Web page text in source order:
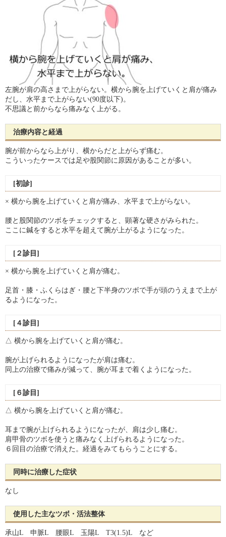
左腕が肩の高さまで上がらない。横から腕を上げていくと肩が痛み
だし、水平まで上がらない(90度以下)。
不思議と前からなら痛みなく上がる。
治療内容と経過
腕が前からなら上がり、横からだと上がらず痛む。
こういったケースでは足や股関節に原因があることが多い。
[初診]
× 横から腕を上げていくと肩が痛み、水平まで上がらない。
腰と股関節のツボをチェックすると、顕著な硬さがみられた。
ここに鍼をすると水平を超えて腕が上がるようになった。
[２診目]
× 横から腕を上げていくと肩が痛む。
足首・膝・ふくらはぎ・腰と下半身のツボで手が頭のうえまで上が
るようになった。
[４診目]
△ 横から腕を上げていくと肩が痛む。
腕が上げられるようになったが肩は痛む。
同上の治療で痛みが減って、腕が耳まで着くようになった。
[６診目]
△ 横から腕を上げていくと肩が痛む。
耳まで腕が上げられるようになったが、肩は少し痛む。
肩甲骨のツボを使うと痛みなく上げられるようになった。
６回目の治療で消えた。経過をみてもらうことにする。
同時に治療した症状
なし
使用した主なツボ・活法整体
承山L 申脈L 腰眼L 玉陽L T3(1.5)L など